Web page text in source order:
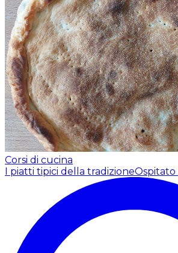
Corsi di cucina
I piatti tipici della tradizioneOspitato